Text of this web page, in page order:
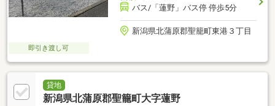
バス/「蓮野」バス停 停歩5分
新潟県北蒲原郡聖籠町東港３丁目
即引き渡し可
貸地
新潟県北蒲原郡聖籠町大字蓮野